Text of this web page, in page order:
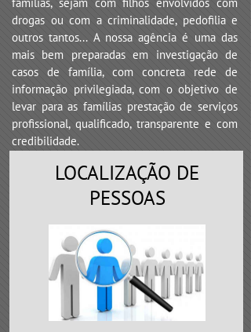
drogas ou com a criminalidade, pedofilia e
outros tantos... A nossa agência é uma das
mais bem preparadas em investigação de
casos de família, com concreta rede de
informação privilegiada, com o objetivo de
levar para as famílias prestação de serviços
profissional, qualificado, transparente e com
credibilidade.
LOCALIZAÇÃO DE
PESSOAS